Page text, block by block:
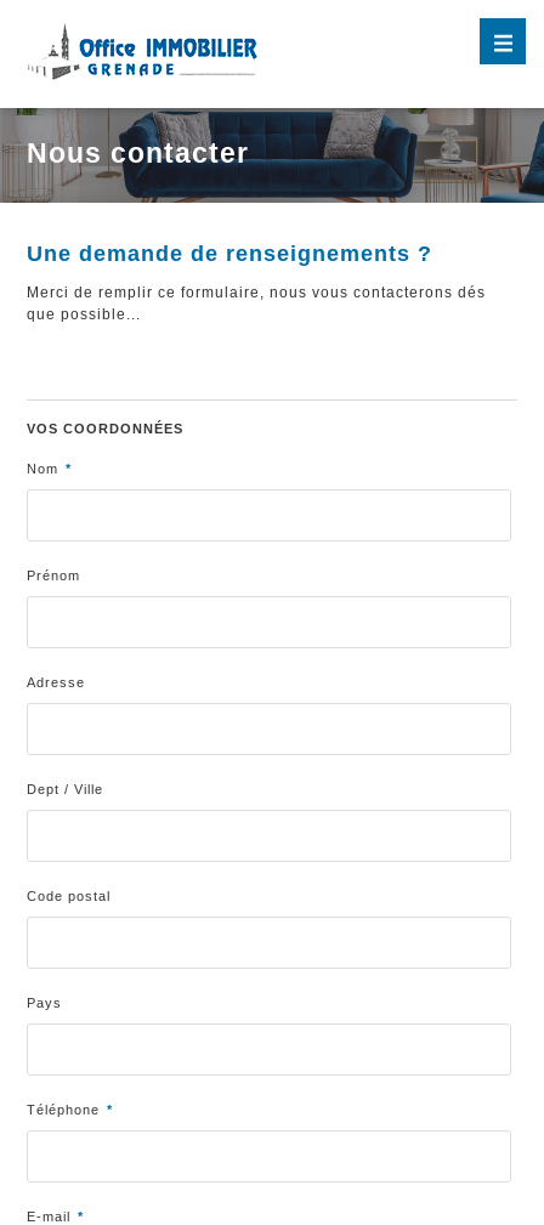
Nous contacter
Une demande de renseignements ?
Merci de remplir ce formulaire, nous vous contacterons dés
que possible...
VOS COORDONNÉES
Nom *
Prénom
Adresse
Dept / Ville
Code postal
Pays
Téléphone *
E-mail *